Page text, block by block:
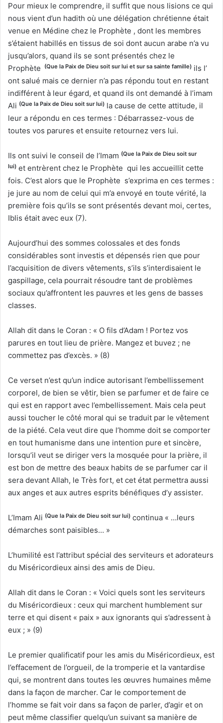
Pour mieux le comprendre, il suffit que nous lisions ce qui
nous vient d’un hadith où une délégation chrétienne était
venue en Médine chez le Prophète , dont les membres
s’étaient habillés en tissus de soi dont aucun arabe n’a vu
jusqu’alors, quand ils se sont présentés chez le
Prophète
(Que la Paix de Dieu soit sur lui et sur sa sainte famille) ils l’
ont salué mais ce dernier n’a pas répondu tout en restant
indifférent à leur égard, et quand ils ont demandé à l’imam
Ali (Que la Paix de Dieu soit sur lui) la cause de cette attitude, il
leur a répondu en ces termes : Débarrassez-vous de
toutes vos parures et ensuite retournez vers lui.
Ils ont suivi le conseil de l’Imam (Que la Paix de Dieu soit sur
lui) et entrèrent chez le Prophète qui les accueillit cette
fois. C’est alors que le Prophète s’exprima en ces termes :
je jure au nom de celui qui m’a envoyé en toute vérité, la
première fois qu’ils se sont présentés devant moi, certes,
Iblis était avec eux (7).
Aujourd’hui des sommes colossales et des fonds
considérables sont investis et dépensés rien que pour
l’acquisition de divers vêtements, s’ils s’interdisaient le
gaspillage, cela pourrait résoudre tant de problèmes
sociaux qu’affrontent les pauvres et les gens de basses
classes.
Allah dit dans le Coran : « O fils d’Adam ! Portez vos
parures en tout lieu de prière. Mangez et buvez ; ne
commettez pas d’excès. » (8)
Ce verset n’est qu’un indice autorisant l’embellissement
corporel, de bien se vêtir, bien se parfumer et de faire ce
qui est en rapport avec l’embellissement. Mais cela peut
aussi toucher le côté moral qui se traduit par le vêtement
de la piété. Cela veut dire que l’homme doit se comporter
en tout humanisme dans une intention pure et sincère,
lorsqu’il veut se diriger vers la mosquée pour la prière, il
est bon de mettre des beaux habits de se parfumer car il
sera devant Allah, le Très fort, et cet état permettra aussi
aux anges et aux autres esprits bénéfiques d’y assister.
L’Imam Ali (Que la Paix de Dieu soit sur lui) continua « …leurs
démarches sont paisibles… »
L’humilité est l’attribut spécial des serviteurs et adorateurs
du Miséricordieux ainsi des amis de Dieu.
Allah dit dans le Coran : « Voici quels sont les serviteurs
du Miséricordieux : ceux qui marchent humblement sur
terre et qui disent « paix » aux ignorants qui s’adressent à
eux ; » (9)
Le premier qualificatif pour les amis du Miséricordieux, est
l’effacement de l’orgueil, de la tromperie et la vantardise
qui, se montrent dans toutes les œuvres humaines même
dans la façon de marcher. Car le comportement de
l’homme se fait voir dans sa façon de parler, d’agir et on
peut même classifier quelqu’un suivant sa manière de